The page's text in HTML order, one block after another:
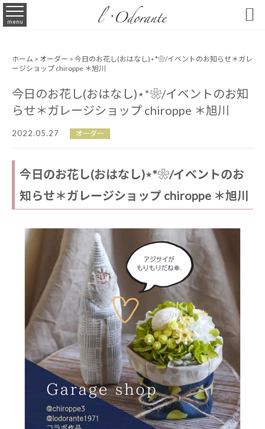
menu 
ホーム > オーダー > 今日のお花し(おはなし)⋆*❀/イベントのお知らせ＊ガレ
ージショップ chiroppe ＊旭川
今日のお花し(おはなし)⋆*❀/イベントのお知
らせ＊ガレージショップ chiroppe ＊旭川
2022.05.27 オーダー
今日のお花し(おはなし)⋆*❀/イベントのお
知らせ＊ガレージショップ chiroppe ＊旭川